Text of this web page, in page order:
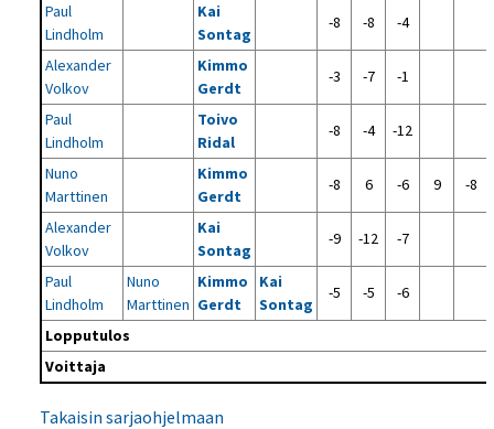
Paul
Lindholm
Kai
Sontag
-8 -8 -4
Alexander
Volkov
Kimmo
Gerdt
-3 -7 -1
Paul
Lindholm
Toivo
Ridal
-8 -4 -12
Nuno
Marttinen
Kimmo
Gerdt
-8 6 -6 9 -8
Alexander
Volkov
Kai
Sontag
-9 -12 -7
Paul
Lindholm
Nuno
Marttinen
Kimmo
Gerdt
Kai
Sontag
-5 -5 -6
Lopputulos
Voittaja
Takaisin sarjaohjelmaan